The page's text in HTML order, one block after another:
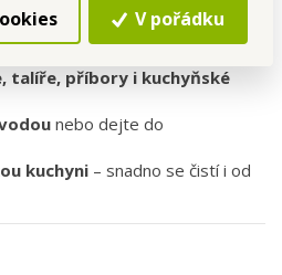
V pořádku
talíře, příbory i kuchyňské
nebo dejte do
kuchyni – snadno se čistí i od